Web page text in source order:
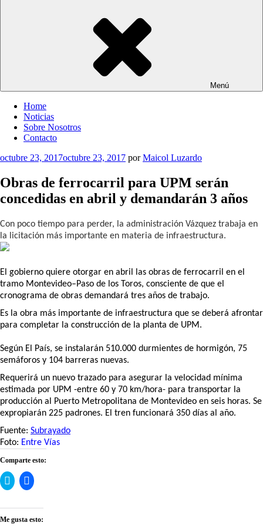
Menú
Home
Noticias
Sobre Nosotros
Contacto
Publicado
octubre 23, 2017octubre 23, 2017 porMaicol Luzardo
Obras de ferrocarril para UPM serán
concedidas en abril y demandarán 3 años
Con poco tiempo para perder, la administración Vázquez trabaja en
la licitación más importante en materia de infraestructura.
El gobierno quiere otorgar en abril las obras de ferrocarril en el
tramo Montevideo–Paso de los Toros, consciente de que el
cronograma de obras demandará tres años de trabajo.
Es la obra más importante de infraestructura que se deberá afrontar
para completar la construcción de la planta de UPM.
Según El País, se instalarán 510.000 durmientes de hormigón, 75
semáforos y 104 barreras nuevas.
Requerirá un nuevo trazado para asegurar la velocidad mínima
estimada por UPM -entre 60 y 70 km/hora- para transportar la
producción al Puerto Metropolitana de Montevideo en seis horas. Se
expropiarán 225 padrones. El tren funcionará 350 días al año.
Fuente: Subrayado
Foto: Entre Vías
Comparte esto:
Haz
clic
en
Twitter
Haz
clic
en
Facebook
Me gusta esto: